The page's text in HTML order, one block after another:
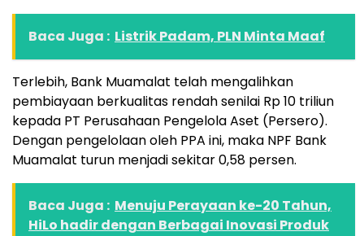
Baca Juga : Listrik Padam, PLN Minta Maaf
Terlebih, Bank Muamalat telah mengalihkan
pembiayaan berkualitas rendah senilai Rp 10 triliun
kepada PT Perusahaan Pengelola Aset (Persero).
Dengan pengelolaan oleh PPA ini, maka NPF Bank
Muamalat turun menjadi sekitar 0,58 persen.
Baca Juga : Menuju Perayaan ke-20 Tahun,
HiLo hadir dengan Berbagai Inovasi Produk